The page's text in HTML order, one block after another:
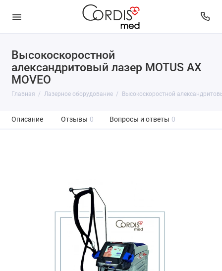
Высокоскоростной
александритовый лазер MOTUS AX
MOVEO
Главная Лазерное оборудование Высокоскоростной
Описание Отзывы 0 Вопросы и ответы 0